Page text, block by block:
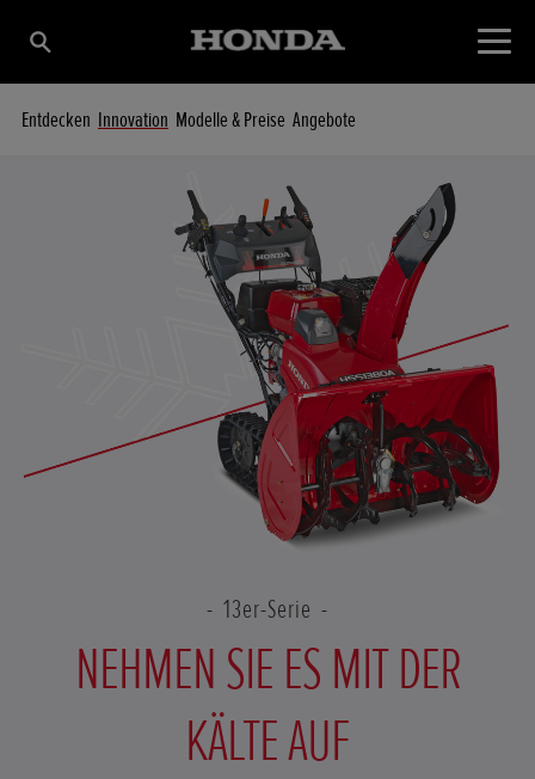
Entdecken Innovation Modelle & Preise Angebote
13er-Serie
NEHMEN SIE ES MIT DER
KÄLTE AUF